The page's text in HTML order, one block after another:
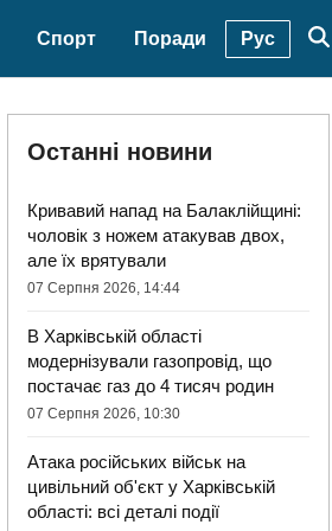
Спорт Поради Рус
Останні новини
Кривавий напад на Балаклійщині:
чоловік з ножем атакував двох,
але їх врятували
07 Серпня 2026, 14:44
В Харківській області
модернізували газопровід, що
постачає газ до 4 тисяч родин
07 Серпня 2026, 10:30
Атака російських військ на
цивільний об'єкт у Харківській
області: всі деталі події